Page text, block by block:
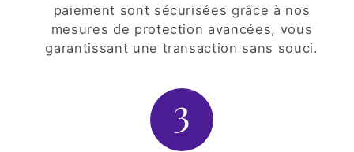
paiement sont sécurisées grâce à nos
mesures de protection avancées, vous
garantissant une transaction sans souci.
3